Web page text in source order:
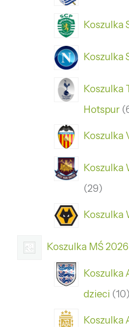
Koszulka
Koszulka
Koszulka
Hotspur
Koszulka
Koszulka
29
Koszulka
Koszulka MŚ
Koszulka
dzieci 10
Koszulka